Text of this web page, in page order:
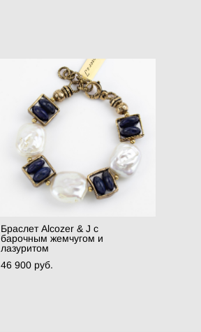
Браслет Alcozer & J с
барочным жемчугом и
лазуритом
46 900 pуб.